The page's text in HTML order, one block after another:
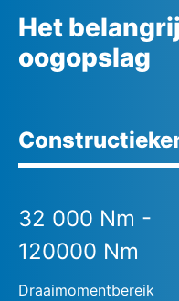
Het
oogopslag
32 000 Nm -
120000 Nm
Draaimomentbereik